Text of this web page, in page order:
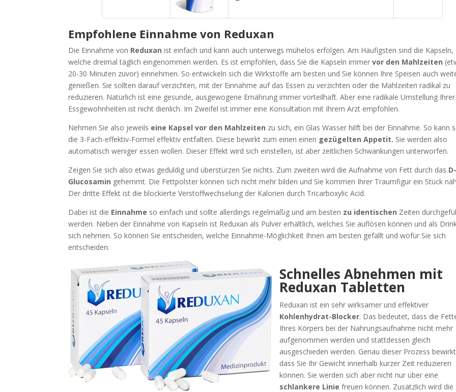
Empfohlene Einnahme von Reduxan
Die Einnahme von Reduxan ist einfach und kann auch unterwegs mühelos erfolgen. Am Häufigsten sind die Kapseln,
welche dreimal täglich eingenommen werden. Es ist empfohlen, dass Sie die Kapseln immervor den Mahlzeiten
20-30 Minuten zuvor) einnehmen. So entwickeln sich die Wirkstoffe am besten und Sie können Ihre Speisen auch
genießen. Sie sollten darauf verzichten, mit der Einnahme auf das Essen zu verzichten oder die Mahlzeiten radikal zu
reduzieren. Natürlich ist eine gesunde, ausgewogene Ernährung immer vorteilhaft. Aber eine radikale Umstellung Ihrer
Essgewohnheiten ist nicht dienlich. Im Zweifel ist immer eine Konsultation mit Ihrem Arzt empfohlen.
Nehmen Sie also jeweils eine Kapsel vor den Mahlzeiten zu sich, ein Glas Wasser hilft bei der Einnahme. So kann
die 3-Fach-effektiv-Formel effektiv entfalten. Diese bewirkt zum einen einen gezügelten Appetit. Sie werden also
automatisch weniger essen wollen. Dieser Effekt wird sich einstellen, ist aber zeitlichen Schwankungen unterworfen.
Zeigen Sie sich also etwas geduldig und überstürzen Sie nichts. Zum zweiten wird die Aufnahme von Fett durch das D-
Glucosamin gehemmt. Die Fettpolster können sich nicht mehr bilden und Sie kommen Ihrer Traumfigur ein Stück
Der dritte Effekt ist die blockierte Verstoffwechselung der Kalorien durch Tricarboxylic Acid.
Dabei ist die Einnahme so einfach und sollte allerdings regelmäßig und am besten zu identischen Zeiten
werden. Neben der Einnahme von Kapseln ist Reduxan als Pulver erhältlich, welches Sie auflösen können und als
sich nehmen. So können Sie entscheiden, welche Einnahme-Möglichkeit Ihnen am besten gefällt und wofür Sie sich
entscheiden.
Schnelles Abnehmen mit
Reduxan Tabletten
Reduxan ist ein sehr wirksamer und effektiver
Kohlenhydrat-Blocker. Das bedeutet, dass die
Ihres Körpers bei der Nahrungsaufnahme nicht mehr
aufgenommen werden und stattdessen gleich
ausgeschieden werden. Genau dieser Prozess
dass Sie Ihr Gewicht innerhalb kurzer Zeit reduzieren
können. Sie werden sich aber nicht nur über eine
schlankere Linie freuen können. Zusätzlich wird die